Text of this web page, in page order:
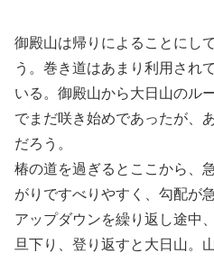
御殿山は帰りによることにし
う。巻き道はあまり利用され
いる。御殿山から大日山のル
でまだ咲き始めであったが、
だろう。
椿の道を過ぎるとここから、
がりですべりやすく、勾配が
アップダウンを繰り返し途中
旦下り、登り返すと大日山。